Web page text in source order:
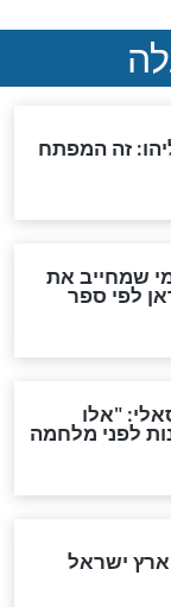
אפיקורסות
של
יהיה